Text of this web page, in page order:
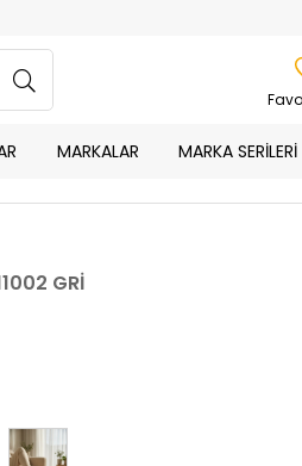
MARKALAR MARKA SERİLERİ
GRİ